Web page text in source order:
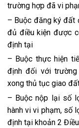
trường hợp đã vi
– Buộc đăng ký đất
đủ điều kiện được
định tại
– Buộc thực hiện
định đối với
xong thủ tục giao
– Buộc nộp lại số
hành vi vi phạm, số
định tại khoản 2